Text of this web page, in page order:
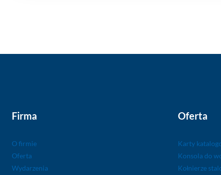
Firma
O firmie
Oferta
Wydarzenia
Oferta
Karty
Konsola do
Kołnierze